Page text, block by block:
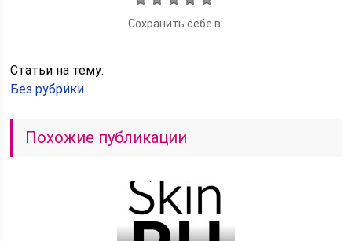
Сохранить себе в:
Статьи на тему:
Без рубрики
Похожие публикации